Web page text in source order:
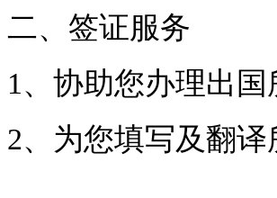
二、签证服务
1、协助您办理出
2、为您填写及翻